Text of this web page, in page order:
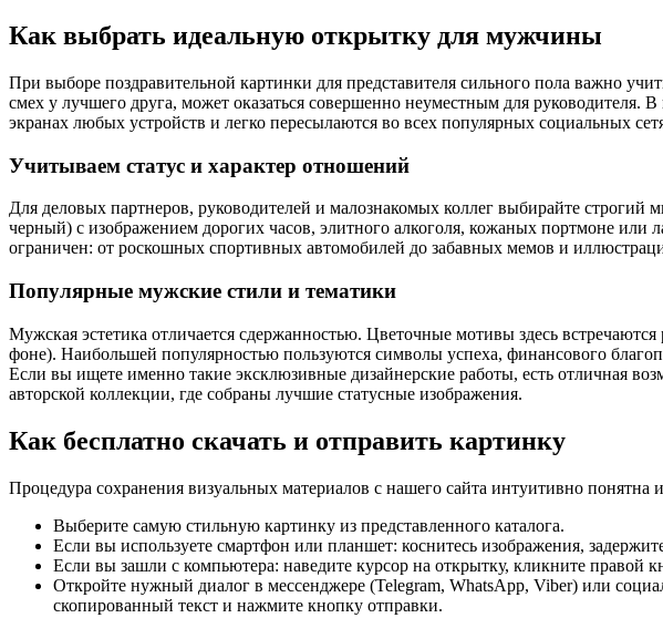
Как выбрать идеальную открытку для мужчины
При выборе поздравительной картинки для представителя сильного пола важно
смех у лучшего друга, может оказаться совершенно неуместным для руководителя.
экранах любых устройств и легко пересылаются во всех популярных социальных
Учитываем статус и характер отношений
Для деловых партнеров, руководителей и малознакомых коллег выбирайте
черный) с изображением дорогих часов, элитного алкоголя, кожаных портмоне
ограничен: от роскошных спортивных автомобилей до забавных мемов и
Популярные мужские стили и тематики
Мужская эстетика отличается сдержанностью. Цветочные мотивы здесь
фоне). Наибольшей популярностью пользуются символы успеха, финансового
Если вы ищете именно такие эксклюзивные дизайнерские работы, есть отличная
авторской коллекции, где собраны лучшие статусные изображения.
Как бесплатно скачать и отправить картинку
Процедура сохранения визуальных материалов с нашего сайта интуитивно
Выберите самую стильную картинку из представленного каталога.
Если вы используете смартфон или планшет: коснитесь изображения,
Если вы зашли с компьютера: наведите курсор на открытку, кликните
Откройте нужный диалог в мессенджере (Telegram, WhatsApp, Viber) или
скопированный текст и нажмите кнопку отправки.